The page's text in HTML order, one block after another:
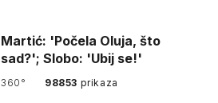
Martić: 'Počela Oluja, što
sad?'; Slobo: 'Ubij se!'
360° 98853 prikaza